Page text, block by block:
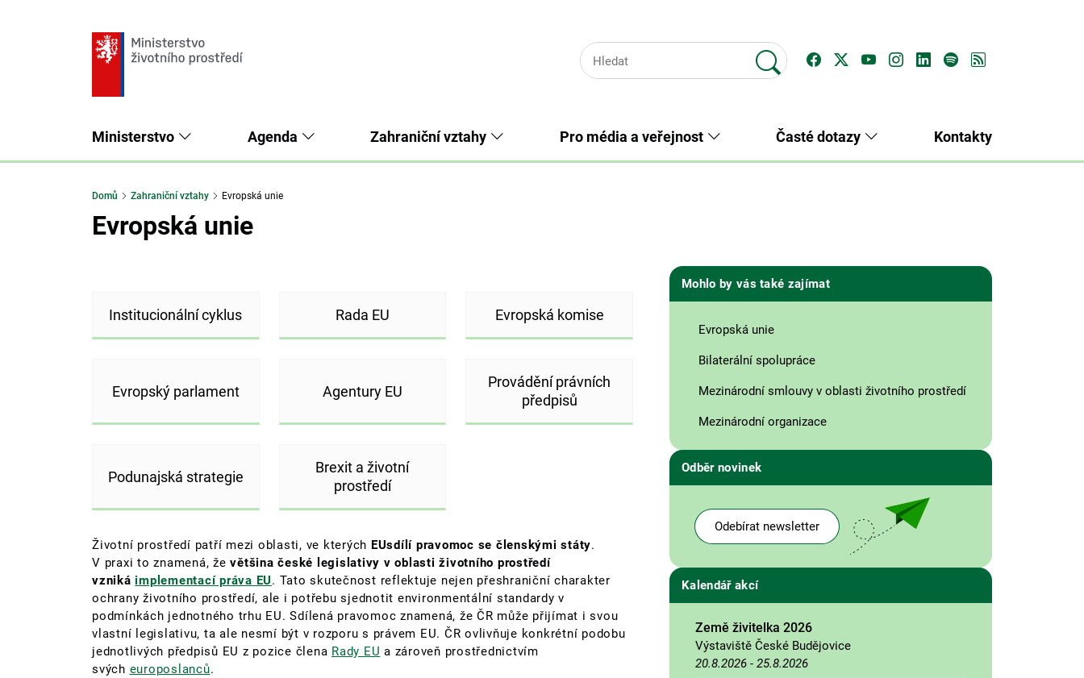
Ministerstvo Agenda Zahraniční vztahy Pro média a veřejnost Časté dotazy Kontakty
Domů Zahraniční vztahy Evropská unie
Evropská unie
Institucionální cyklus Rada EU Evropská komise
Evropský parlament Agentury EU
Provádění právních
předpisů
Podunajská strategie
Brexit a životní
prostředí
Životní prostředí patří mezi oblasti, ve kterých EUsdílí pravomoc se členskými státy.
V praxi to znamená, ževětšina české legislativy v oblasti životního prostředí
vznikáimplementací práva EU. Tato skutečnost reflektuje nejen přeshraniční charakter
ochrany životního prostředí, ale i potřebu sjednotit environmentální standardy v
podmínkách jednotného trhu EU. Sdílená pravomoc znamená, že ČR může přijímat i svou
vlastní legislativu, ta ale nesmí být v rozporu s právem EU. ČR ovlivňuje konkrétní podobu
jednotlivých předpisů EU z pozice člena Rady EU a zároveň prostřednictvím
svých europoslanců.
Mohlo by vás také zajímat
Evropská unie
Bilaterální spolupráce
Mezinárodní smlouvy v oblasti životního prostředí
Mezinárodní organizace
Odběr novinek
Odebírat newsletter
Kalendář akcí
Země živitelka 2026
Výstaviště České Budějovice
20.8.2026 - 25.8.2026